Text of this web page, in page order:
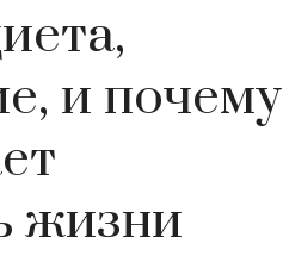
и почему
жизни